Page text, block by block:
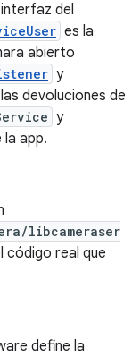
del
es la
abierto
y
devoluciones de
y
app.
libcameraser
código real que
define la